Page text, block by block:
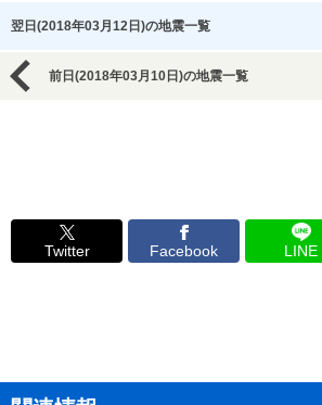
翌日(2018年03月12日)の地震一覧
前日(2018年03月10日)の地震一覧
Twitter Facebook LINE